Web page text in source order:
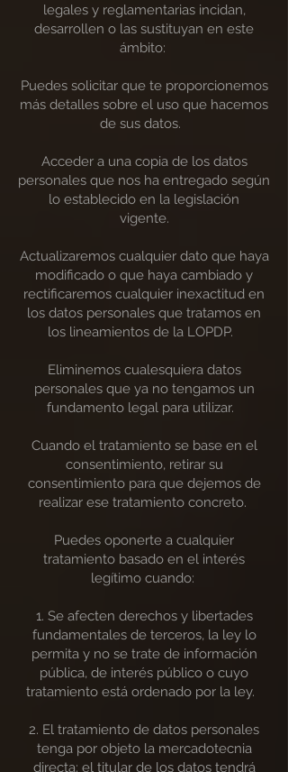
legales y reglamentarias incidan,
desarrollen o las sustituyan en este
ámbito:
Puedes solicitar que te proporcionemos
más detalles sobre el uso que hacemos
de sus datos.
Acceder a una copia de los datos
personales que nos ha entregado según
lo establecido en la legislación
vigente.
Actualizaremos cualquier dato que haya
modificado o que haya cambiado y
rectificaremos cualquier inexactitud en
los datos personales que tratamos en
los lineamientos de la LOPDP.
Eliminemos cualesquiera datos
personales que ya no tengamos un
fundamento legal para utilizar.
Cuando el tratamiento se base en el
consentimiento, retirar su
consentimiento para que dejemos de
realizar ese tratamiento concreto.
Puedes oponerte a cualquier
tratamiento basado en el interés
legítimo cuando:
1. Se afecten derechos y libertades
fundamentales de terceros, la ley lo
permita y no se trate de información
pública, de interés público o cuyo
tratamiento está ordenado por la ley.
2. El tratamiento de datos personales
tenga por objeto la mercadotecnia
directa; el titular de los datos tendrá